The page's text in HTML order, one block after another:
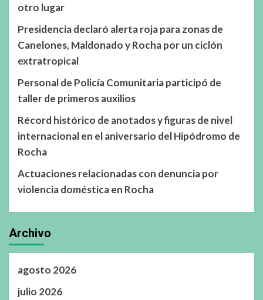
otro lugar
Presidencia declaró alerta roja para zonas de
Canelones, Maldonado y Rocha por un ciclón
extratropical
Personal de Policía Comunitaria participó de
taller de primeros auxilios
Récord histórico de anotados y figuras de nivel
internacional en el aniversario del Hipódromo de
Rocha
Actuaciones relacionadas con denuncia por
violencia doméstica en Rocha
Archivo
agosto 2026
julio 2026